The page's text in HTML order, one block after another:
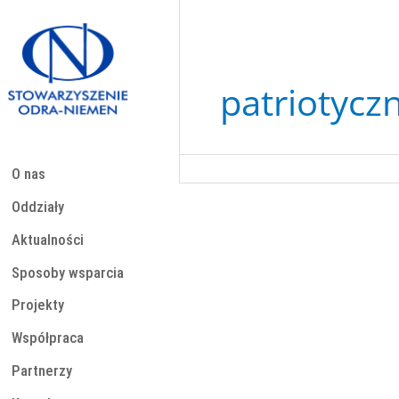
treści
O nas
Oddziały
Aktualności
Sposoby wsparcia
Projekty
Współpraca
Partnerzy